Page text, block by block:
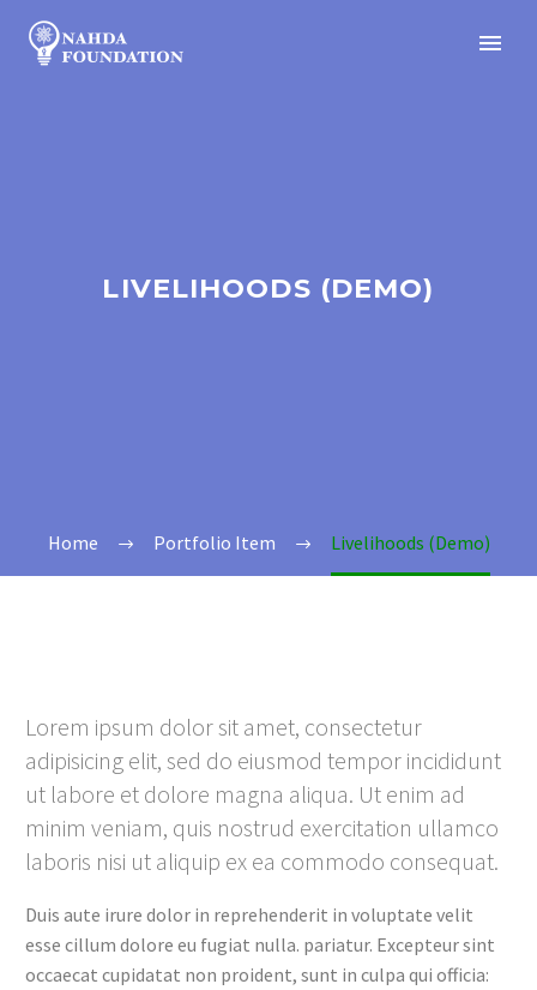
LIVELIHOODS (DEMO)
Home Portfolio Item Livelihoods (Demo)
Lorem ipsum dolor sit amet, consectetur
adipisicing elit, sed do eiusmod tempor incididunt
ut labore et dolore magna aliqua. Ut enim ad
minim veniam, quis nostrud exercitation ullamco
laboris nisi ut aliquip ex ea commodo consequat.
Duis aute irure dolor in reprehenderit in voluptate velit
esse cillum dolore eu fugiat nulla. pariatur. Excepteur sint
occaecat cupidatat non proident, sunt in culpa qui officia: